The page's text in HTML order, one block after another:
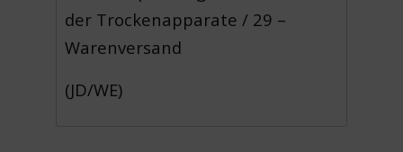
der Trockenapparate / 29 –
Warenversand
(JD/WE)